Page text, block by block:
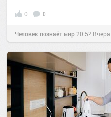
0 0
Человек познаёт мир 20:52 Вчера